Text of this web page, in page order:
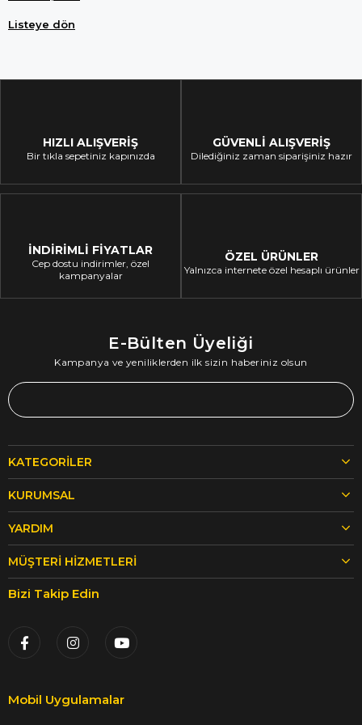
Listeye dön
HIZLI ALIŞVERİŞ
Bir tıkla sepetiniz kapınızda
GÜVENLİ ALIŞVERİŞ
Dilediğiniz zaman siparişiniz hazır
İNDİRİMLİ FİYATLAR
Cep dostu indirimler, özel
kampanyalar
ÖZEL ÜRÜNLER
Yalnızca internete özel hesaplı ürünler
E-Bülten Üyeliği
Kampanya ve yeniliklerden ilk sizin haberiniz olsun
KATEGORILER
KURUMSAL
YARDIM
MÜŞTERI HIZMETLERI
Bizi Takip Edin
Mobil Uygulamalar